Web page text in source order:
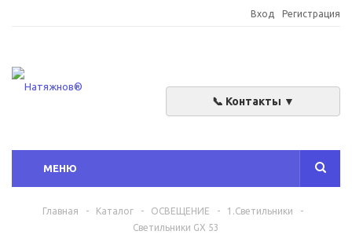
Вход Регистрация
📞 Контакты ▼
МЕНЮ
Главная - Каталог - ОСВЕЩЕНИЕ - 1.Светильники
-
Светильники GX 53